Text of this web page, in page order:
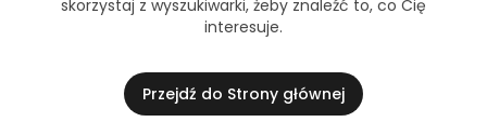
skorzystaj z wyszukiwarki, żeby znaleźć to, co Cię
interesuje.
Przejdź do Strony głównej